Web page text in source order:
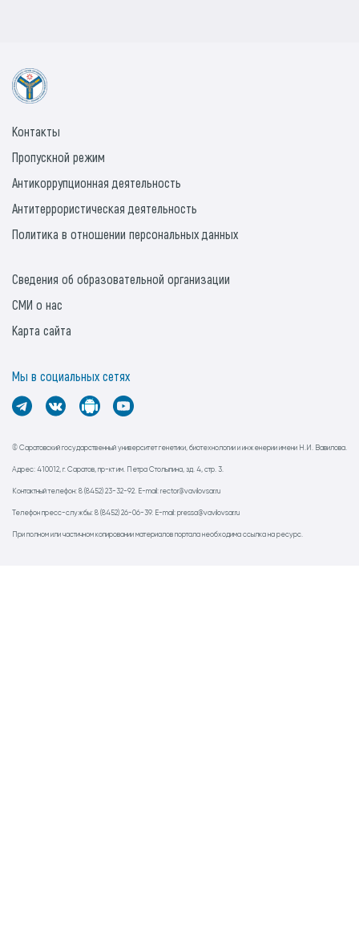
© Саратовский государственный университет генетики, биотехнологии и инженерии имени Н.И. Вавилова.
Адрес: 410012, г. Саратов, пр-кт им. Петра Столыпина, зд. 4, стр. 3.
Контактный телефон: 8 (8452) 23-32-92. E-mail: rector@vavilovsar.ru
Телефон пресс-службы: 8 (8452) 26-06-39. E-mail: pressa@vavilovsar.ru
При полном или частичном копировании материалов портала необходима ссылка на ресурс.
Контакты
Пропускной режим
Антикоррупционная деятельность
Антитеррористическая деятельность
Политика в отношении персональных данных
Сведения об образовательной организации
СМИ о нас
Карта сайта
Мы в социальных сетях